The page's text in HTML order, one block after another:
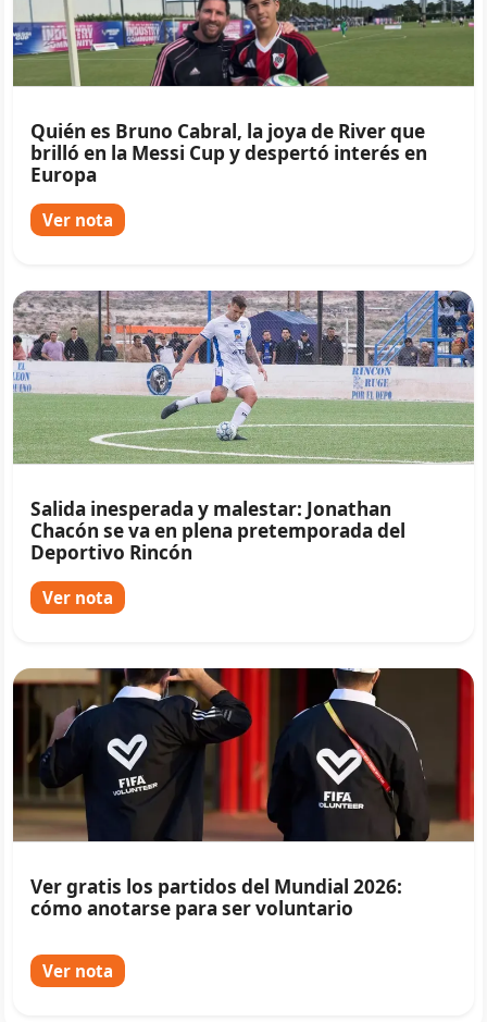
Quién es Bruno Cabral, la joya de River que
brilló en la Messi Cup y despertó interés en
Europa
Ver nota
Salida inesperada y malestar: Jonathan
Chacón se va en plena pretemporada del
Deportivo Rincón
Ver nota
Ver gratis los partidos del Mundial 2026:
cómo anotarse para ser voluntario
Ver nota